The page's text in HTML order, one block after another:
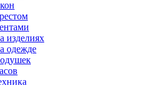
изделиях
одежде